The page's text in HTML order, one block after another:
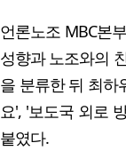
언론노조 MBC본
성향과 노조와의
을 분류한 뒤 최하
요', '보도국 외로
붙였다.